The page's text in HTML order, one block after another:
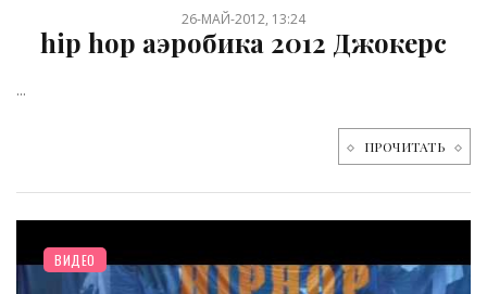
26-МАЙ-2012, 13:24
hip hop аэробика 2012 Джокерс
...
ПРОЧИТАТЬ
ВИДЕО